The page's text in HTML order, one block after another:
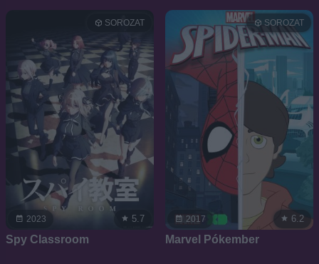
2023
SOROZAT
5.7
Spy Classroom
2017
SOROZAT
6.2
Marvel Pókember